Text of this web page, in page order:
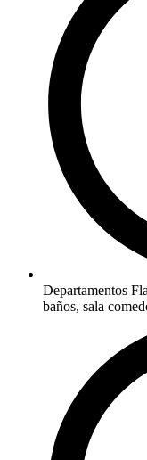
Departamentos
baños, sala